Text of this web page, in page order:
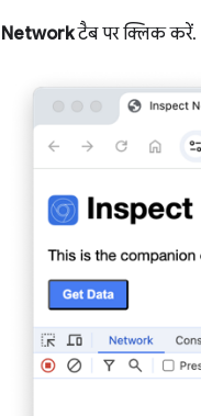
Networkटैब पर क्लिक करें.